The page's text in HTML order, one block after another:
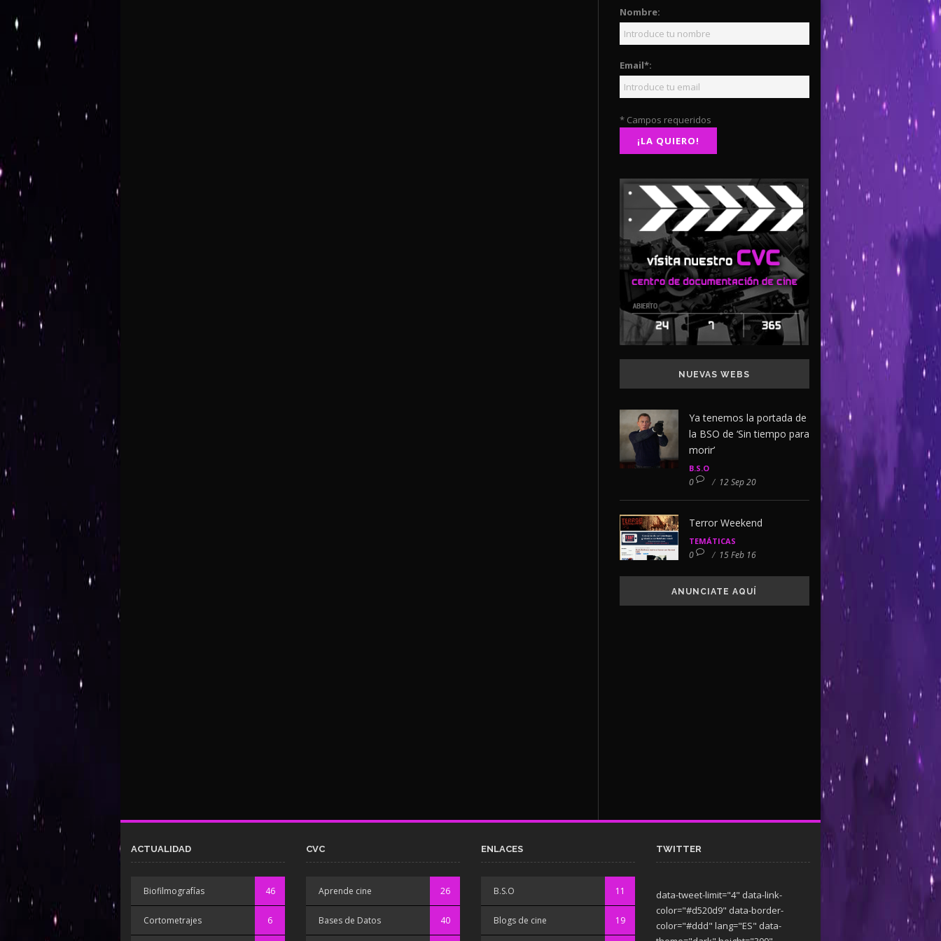
Nombre:
Email*:
* Campos requeridos
NUEVAS WEBS
Ya tenemos la portada de
la BSO de ‘Sin tiempo para
morir’
B.S.O
0 / 12 Sep 20
Terror Weekend
TEMÁTICAS
0 / 15 Feb 16
ANUNCIATE AQUÍ
ACTUALIDAD
Biofilmografías 46
Cortometrajes 6
CVC
Aprende cine 26
Bases de Datos 40
ENLACES
B.S.O 11
Blogs de cine 19
TWITTER
data-tweet-limit="4" data-link-
color="#d520d9" data-border-
color="#ddd" lang="ES" data-